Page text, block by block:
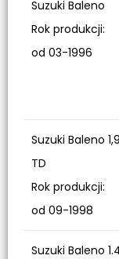
Suzuki Baleno
Rok produkcji:
od 03-1996
Suzuki Baleno 1,9
TD
Rok produkcji:
od 09-1998
Suzuki Baleno